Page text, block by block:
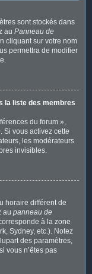
sont stockés dans
au Panneau de
cliquant sur votre nom
permettra de modifier
la liste des membres
du forum »,
. Si vous activez cette
les modérateurs
invisibles.
horaire différent de
au panneau de
à la zone
Sydney, etc.). Notez
des paramètres,
vous n’êtes pas